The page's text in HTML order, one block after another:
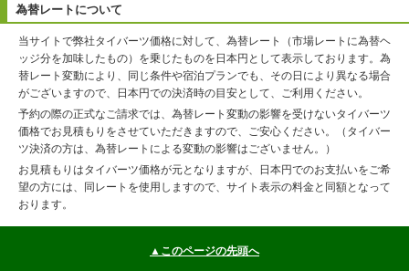
為替レートについて
当サイトで弊社タイバーツ価格に対して、為替レート（市場レートに為替ヘ
ッジ分を加味したもの）を乗じたものを日本円として表示しております。為
替レート変動により、同じ条件や宿泊プランでも、その日により異なる場合
がございますので、日本円での決済時の目安として、ご利用ください。
予約の際の正式なご請求では、為替レート変動の影響を受けないタイバーツ
価格でお見積もりをさせていただきますので、ご安心ください。（タイバー
ツ決済の方は、為替レートによる変動の影響はございません。）
お見積もりはタイバーツ価格が元となりますが、日本円でのお支払いをご希
望の方には、同レートを使用しますので、サイト表示の料金と同額となって
おります。
▲このページの先頭へ